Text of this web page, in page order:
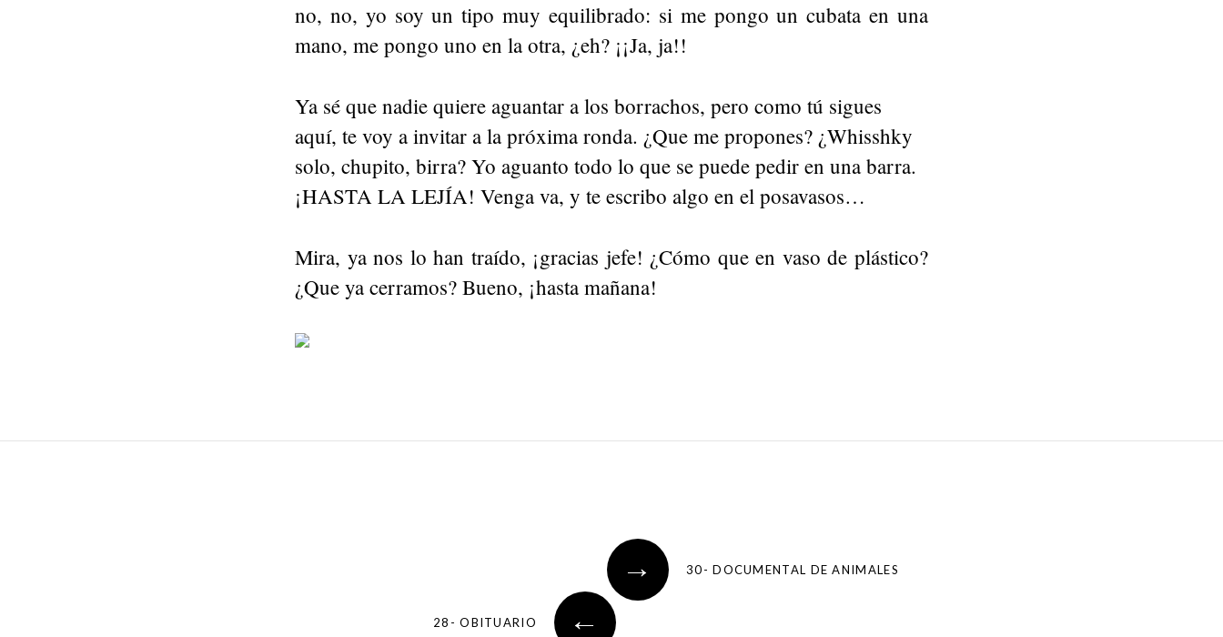
no, no, yo soy un tipo muy equilibrado: si me pongo un cubata en una
mano, me pongo uno en la otra, ¿eh? ¡¡Ja, ja!!
Ya sé que nadie quiere aguantar a los borrachos, pero como tú sigues
aquí, te voy a invitar a la próxima ronda. ¿Que me propones? ¿Whisshky
solo, chupito, birra? Yo aguanto todo lo que se puede pedir en una barra.
¡HASTA LA LEJÍA! Venga va, y te escribo algo en el posavasos…
Mira, ya nos lo han traído, ¡gracias jefe! ¿Cómo que en vaso de plástico?
¿Que ya cerramos? Bueno, ¡hasta mañana!
→ 30- DOCUMENTAL DE ANIMALES
←
28- OBITUARIO